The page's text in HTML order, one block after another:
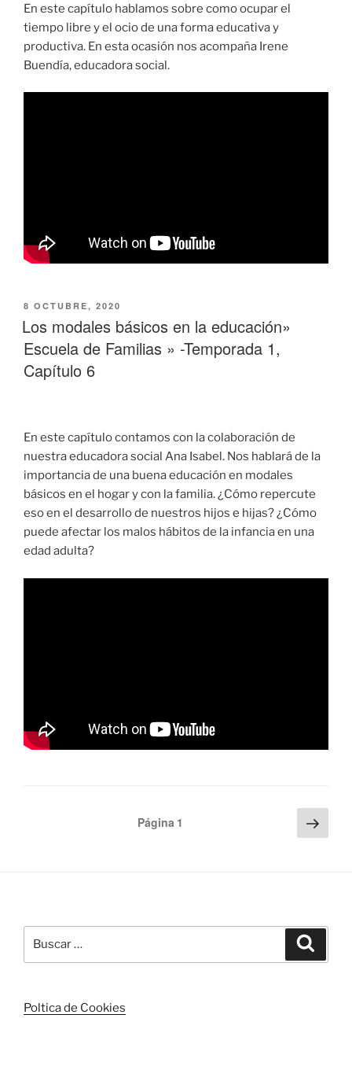
En este capítulo hablamos sobre como ocupar el
tiempo libre y el ocio de una forma educativa y
productiva. En esta ocasión nos acompaña Irene
Buendía, educadora social.
PUBLICADO
EL
8 OCTUBRE, 2020
Los modales básicos en la educación»
Escuela de Familias » -Temporada 1,
Capítulo 6
En este capítulo contamos con la colaboración de
nuestra educadora social Ana Isabel. Nos hablará de la
importancia de una buena educación en modales
básicos en el hogar y con la familia. ¿Cómo repercute
eso en el desarrollo de nuestros hijos e hijas? ¿Cómo
puede afectar los malos hábitos de la infancia en una
edad adulta?
Página 1
Buscar
por:
Poltica de Cookies